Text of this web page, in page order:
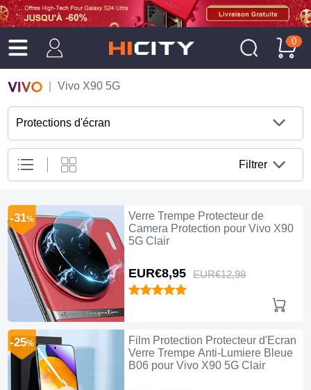
0
Vivo X90 5G
Protections d'écran
Filtrer
Verre Trempe Protecteur de
Camera Protection pour Vivo X90
5G Clair
EUR€8,95 EUR€12,98
-31%
Film Protection Protecteur d'Ecran
Verre Trempe Anti-Lumiere Bleue
B06 pour Vivo X90 5G Clair
-25%